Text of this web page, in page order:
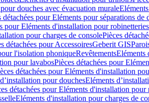
douches avec évacuation murale
détachées pour Eléments pour séparations de
pour Eléments d'installation pour robinetteries
pour charges de consolePièces
détachées pour AccessoiresGeberit GIS
l'isolation phoniqueRevêtementsEléments
pour lavabosPièces détachées pour
détachées pour Eléments d'installation
pour douchesEléments
détachées pour Eléments d'installation pour
Eléments d'installation pour charges de